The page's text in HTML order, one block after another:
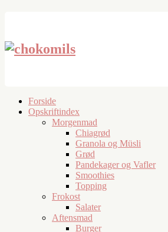
Forside
Opskriftindex
Morgenmad
Chiagrød
Granola og Müsli
Grød
Pandekager og Vafler
Smoothies
Topping
Frokost
Salater
Aftensmad
Burger